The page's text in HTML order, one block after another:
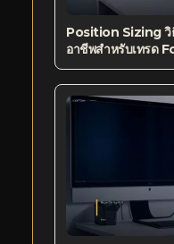
Position Sizing วิ
อาชีพสำหรับเทรด